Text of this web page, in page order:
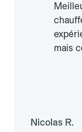
mais
Nicolas R.